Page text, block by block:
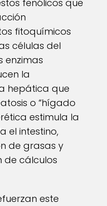
fenólicos que
fitoquímicos
células del
enzimas
la
hepática que
o “hígado
estimula la
el intestino,
de grasas y
de cálculos
este